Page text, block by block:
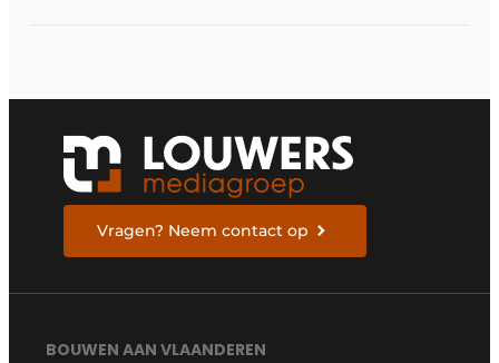
Vragen? Neem contact op
BOUWEN AAN VLAANDEREN